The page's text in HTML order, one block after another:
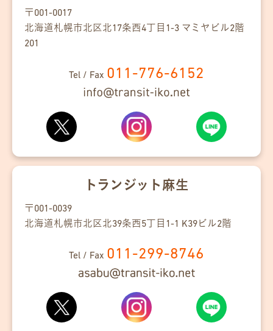
〒001-0017
北海道札幌市北区北17条西4丁目 1-3 マミヤビル2階
201
Tel / Fax 011-776-6152
トランジット麻生
〒001-0039
北海道札幌市北区北39条西5丁目 1-1 K39ビル2階
Tel / Fax 011-299-8746